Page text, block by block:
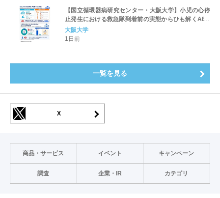
【国立循環器病研究センター・大阪大学】小児の心停
止発生における救急隊到着前の実態からひも解くAED
パッド装着と良好な神経学的転帰との関連性
大阪大学
1日前
一覧を見る
X
商品・サービス イベント キャンペーン
調査 企業・IR カテゴリ